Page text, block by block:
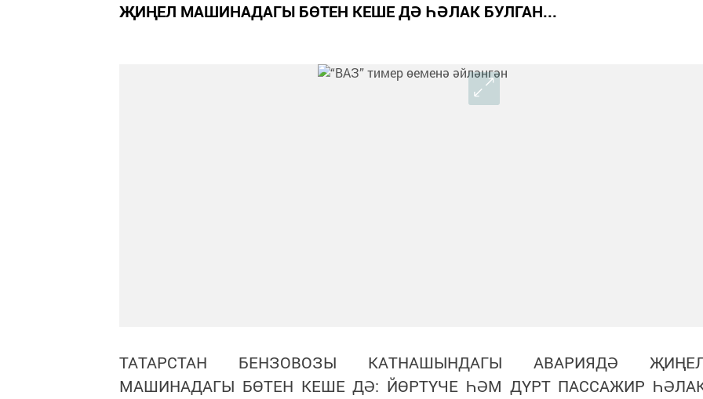
ҖИҢЕЛ МАШИНАДАГЫ БӨТЕН КЕШЕ ДӘ ҺӘЛАК БУЛГАН...
ТАТАРСТАН БЕНЗОВОЗЫ КАТНАШЫНДАГЫ АВАРИЯДӘ
МАШИНАДАГЫ БӨТЕН КЕШЕ ДӘ: ЙӨРТҮЧЕ ҺӘМ ДҮРТ ПАССАЖИР